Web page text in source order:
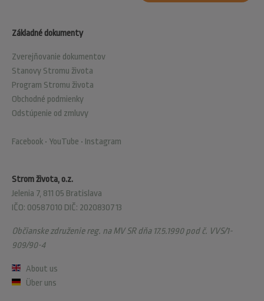
Strom života, o.z.
Jelenia 7, 811 05 Bratislava
IČO: 00587010 DIČ: 2020830713
Občianske združenie reg. na MV SR dňa 17.5.1990 pod č. VVS/1-
909/90-4
About us
Über uns
Základné dokumenty
Zverejňovanie dokumentov
Stanovy Stromu života
Program Stromu života
Obchodné podmienky
Odstúpenie od zmluvy
Facebook • YouTube • Instagram